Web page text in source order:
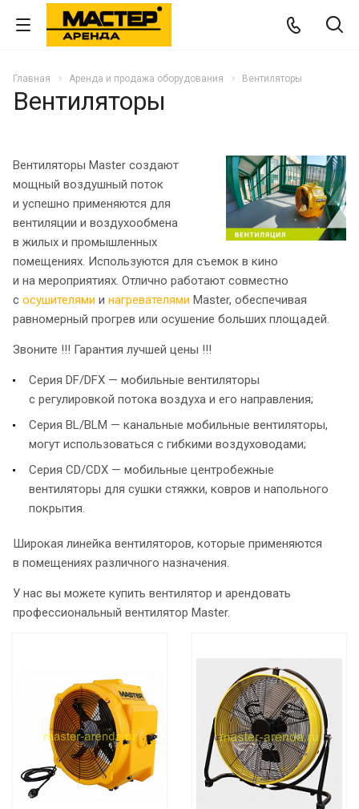
Главная Аренда и продажа оборудования Вентиляторы
Вентиляторы
Вентиляторы Master создают
мощный воздушный поток
и успешно применяются для
вентиляции и воздухообмена
в жилых и промышленных
помещениях. Используются для съемок в кино
и на мероприятиях. Отлично работают совместно
с осушителями и нагревателями Master, обеспечивая
равномерный прогрев или осушение больших площадей.
Звоните !!! Гарантия лучшей цены !!!
Серия DF/DFX — мобильные вентиляторы
с регулировкой потока воздуха и его направления;
Серия BL/BLM — канальные мобильные вентиляторы,
могут использоваться с гибкими воздуховодами;
Серия CD/CDX — мобильные центробежные
вентиляторы для сушки стяжки, ковров и напольного
покрытия.
Широкая линейка вентиляторов, которые применяются
в помещениях различного назначения.
У нас вы можете купить вентилятор и арендовать
профессиональный вентилятор Master.